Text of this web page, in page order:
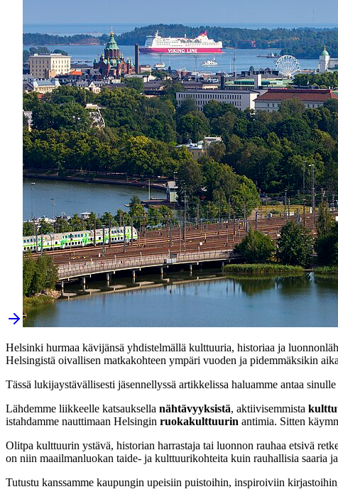
Helsinki hurmaa kävijänsä yhdistelmällä kulttuuria, historiaa ja
Helsingistä oivallisen matkakohteen ympäri vuoden ja pidemmäksikin
Tässä lukijaystävällisesti jäsennellyssä artikkelissa haluamme antaa
Lähdemme liikkeelle katsauksella nähtävyyksistä, aktiivisemmista
istahdamme nauttimaan Helsingin ruokakulttuurin antimia. Sitten
Olitpa kulttuurin ystävä, historian harrastaja tai luonnon rauhaa etsivä
on niin maailmanluokan taide- ja kulttuurikohteita kuin rauhallisia saaria
Tutustu kanssamme kaupungin upeisiin puistoihin, inspiroiviin